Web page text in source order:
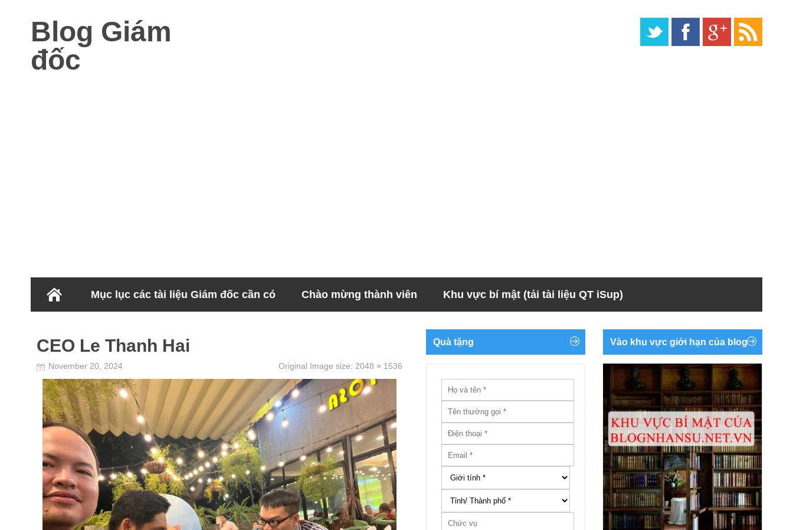
Blog Giám
đốc
Mục lục các tài liệu Giám đốc cần có Chào mừng thành viên Khu vực bí mật (tải tài liệu QT iSup)
CEO Le Thanh Hai
November 20, 2024 Original Image size: 2048 × 1536
Quà tặng Vào khu vực giới hạn của blog